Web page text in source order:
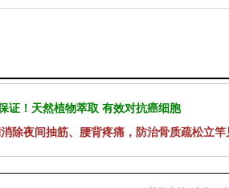
证！天然植物萃取 有效对抗癌细胞
除夜间抽筋、腰背疼痛，防治骨质疏松立竿